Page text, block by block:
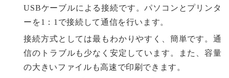
USBケーブルによる接続です。パソコンとプリンタ
ーを1：1で接続して通信を行います。
接続方式としては最もわかりやすく、簡単です。通
信のトラブルも少なく安定しています。また、容量
の大きいファイルも高速で印刷できます。